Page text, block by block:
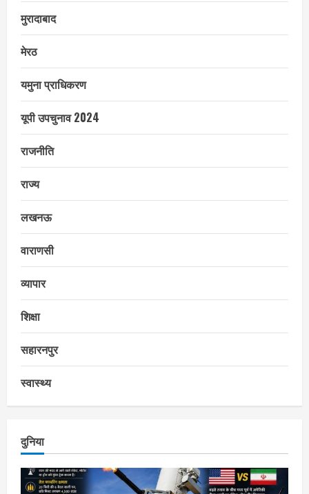
मुरादाबाद
मेरठ
यमुना प्राधिकरण
यूपी उपचुनाव 2024
राजनीति
राज्य
लखनऊ
वाराणसी
व्यापार
शिक्षा
सहारनपुर
स्वास्थ्य
दुनिया